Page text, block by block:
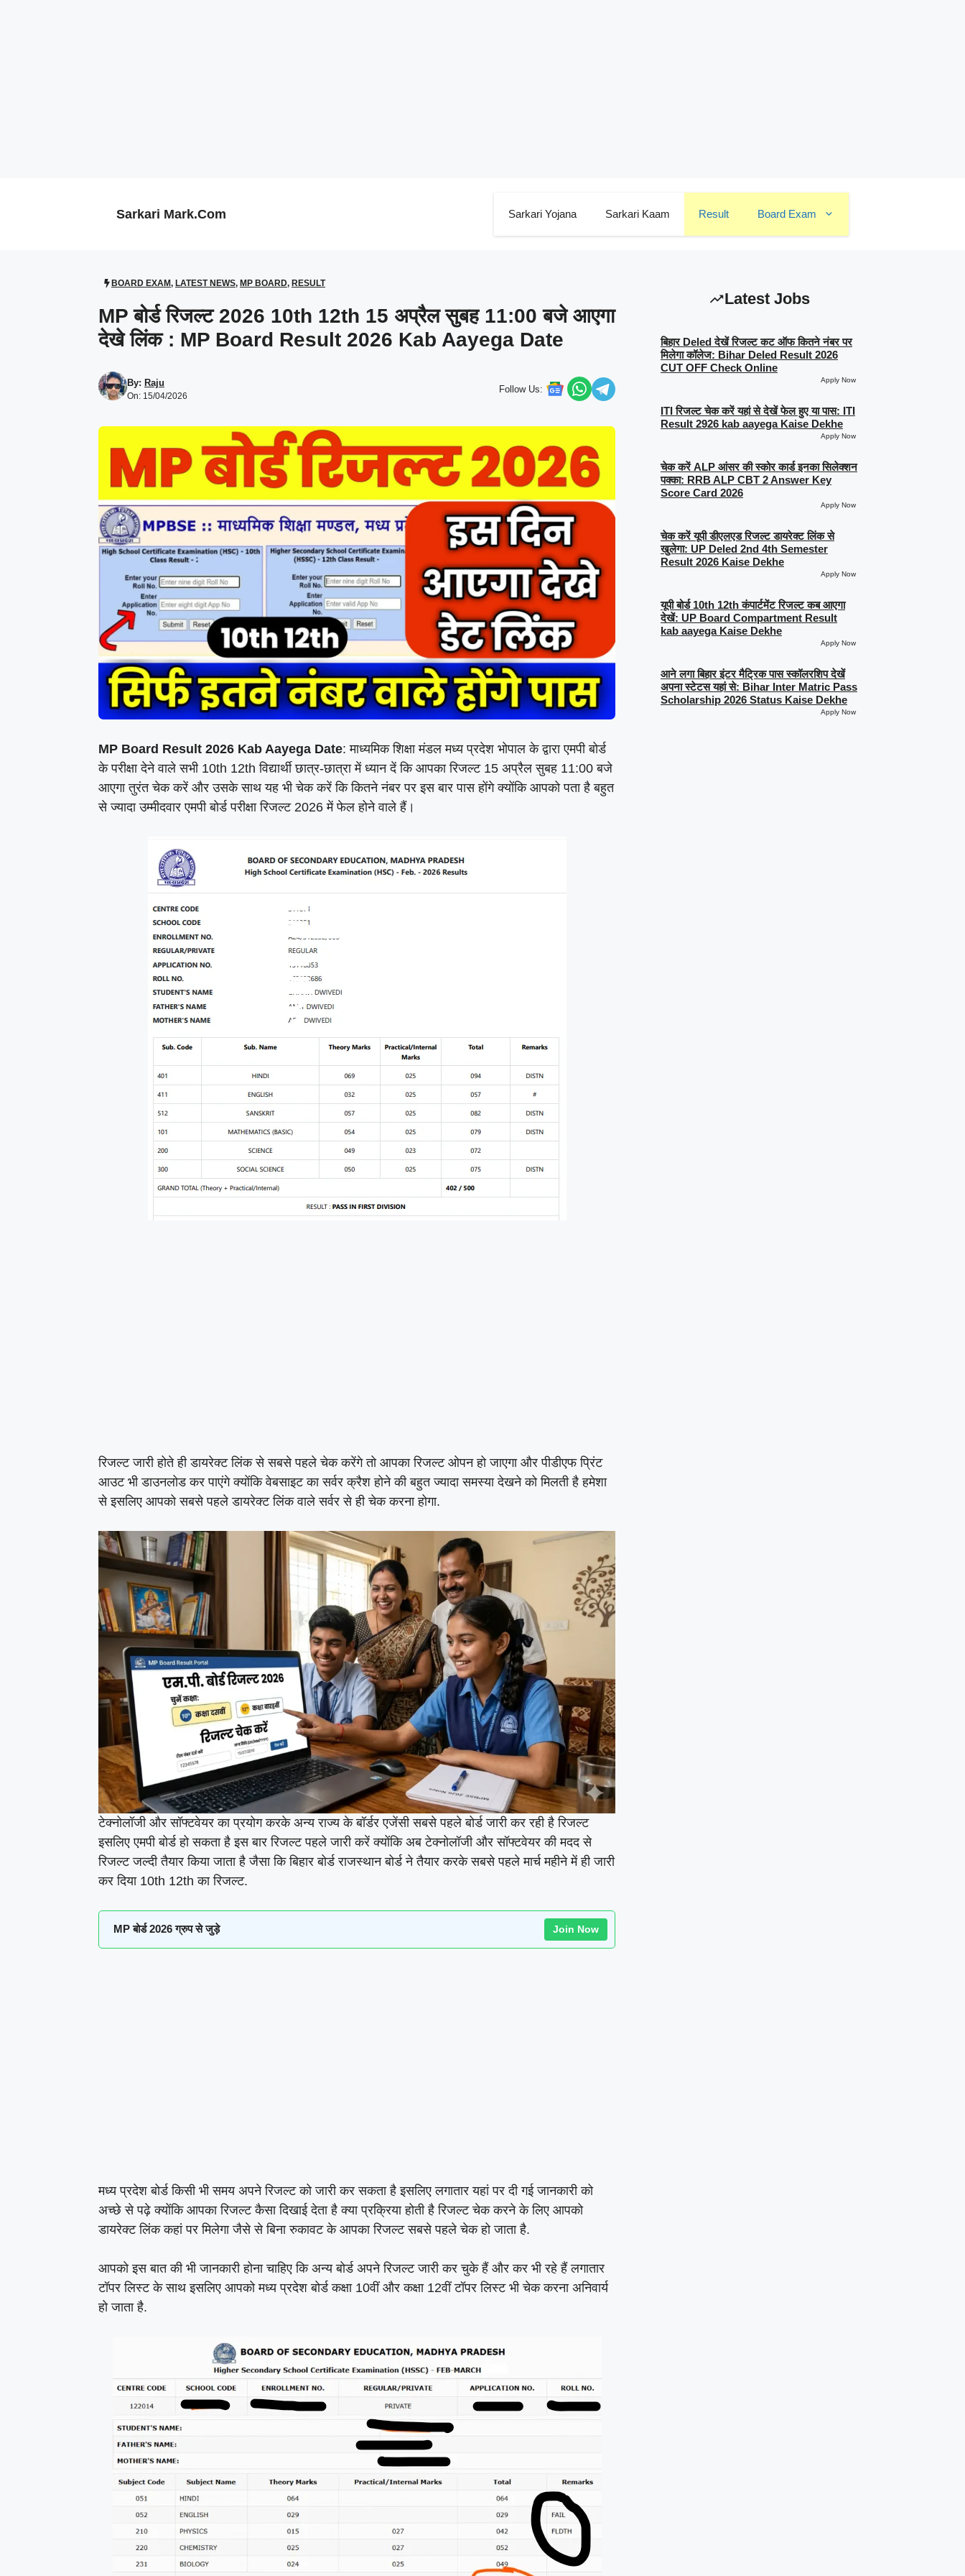
Sarkari Mark.Com Sarkari Yojana Sarkari Kaam Result Board Exam
BOARD EXAM, LATEST NEWS, MP BOARD, RESULT
MP बोर्ड रिजल्ट 2026 10th 12th 15 अप्रैल सुबह 11:00 बजे आएगा
देखे लिंक : MP Board Result 2026 Kab Aayega Date
By: Raju
On: 15/04/2026
Follow Us:
MP Board Result 2026 Kab Aayega Date: माध्यमिक शिक्षा मंडल मध्य प्रदेश भोपाल के द्वारा एमपी बोर्ड
के परीक्षा देने वाले सभी 10th 12th विद्यार्थी छात्र-छात्रा में ध्यान दें कि आपका रिजल्ट 15 अप्रैल सुबह 11:00 बजे
आएगा तुरंत चेक करें और उसके साथ यह भी चेक करें कि कितने नंबर पर इस बार पास होंगे क्योंकि आपको पता है बहुत
से ज्यादा उम्मीदवार एमपी बोर्ड परीक्षा रिजल्ट 2026 में फेल होने वाले हैं।
रिजल्ट जारी होते ही डायरेक्ट लिंक से सबसे पहले चेक करेंगे तो आपका रिजल्ट ओपन हो जाएगा और पीडीएफ प्रिंट
आउट भी डाउनलोड कर पाएंगे क्योंकि वेबसाइट का सर्वर क्रैश होने की बहुत ज्यादा समस्या देखने को मिलती है हमेशा
से इसलिए आपको सबसे पहले डायरेक्ट लिंक वाले सर्वर से ही चेक करना होगा.
टेक्नोलॉजी और सॉफ्टवेयर का प्रयोग करके अन्य राज्य के बॉर्डर एजेंसी सबसे पहले बोर्ड जारी कर रही है रिजल्ट
इसलिए एमपी बोर्ड हो सकता है इस बार रिजल्ट पहले जारी करें क्योंकि अब टेक्नोलॉजी और सॉफ्टवेयर की मदद से
रिजल्ट जल्दी तैयार किया जाता है जैसा कि बिहार बोर्ड राजस्थान बोर्ड ने तैयार करके सबसे पहले मार्च महीने में ही जारी
कर दिया 10th 12th का रिजल्ट.
MP बोर्ड 2026 ग्रुप से जुड़े Join Now
मध्य प्रदेश बोर्ड किसी भी समय अपने रिजल्ट को जारी कर सकता है इसलिए लगातार यहां पर दी गई जानकारी को
अच्छे से पढ़े क्योंकि आपका रिजल्ट कैसा दिखाई देता है क्या प्रक्रिया होती है रिजल्ट चेक करने के लिए आपको
डायरेक्ट लिंक कहां पर मिलेगा जैसे से बिना रुकावट के आपका रिजल्ट सबसे पहले चेक हो जाता है.
आपको इस बात की भी जानकारी होना चाहिए कि अन्य बोर्ड अपने रिजल्ट जारी कर चुके हैं और कर भी रहे हैं लगातार
टॉपर लिस्ट के साथ इसलिए आपको मध्य प्रदेश बोर्ड कक्षा 10वीं और कक्षा 12वीं टॉपर लिस्ट भी चेक करना अनिवार्य
हो जाता है.
Latest Jobs
बिहार Deled देखें रिजल्ट कट ऑफ कितने नंबर पर
मिलेगा कॉलेज: Bihar Deled Result 2026
CUT OFF Check Online
Apply Now
ITI रिजल्ट चेक करें यहां से देखें फेल हुए या पास: ITI
Result 2926 kab aayega Kaise Dekhe
Apply Now
चेक करें ALP आंसर की स्कोर कार्ड इनका सिलेक्शन
पक्का: RRB ALP CBT 2 Answer Key
Score Card 2026
Apply Now
चेक करें यूपी डीएलएड रिजल्ट डायरेक्ट लिंक से
खुलेगा: UP Deled 2nd 4th Semester
Result 2026 Kaise Dekhe
Apply Now
यूपी बोर्ड 10th 12th कंपार्टमेंट रिजल्ट कब आएगा
देखें: UP Board Compartment Result
kab aayega Kaise Dekhe
Apply Now
आने लगा बिहार इंटर मैट्रिक पास स्कॉलरशिप देखें
अपना स्टेटस यहां से: Bihar Inter Matric Pass
Scholarship 2026 Status Kaise Dekhe
Apply Now